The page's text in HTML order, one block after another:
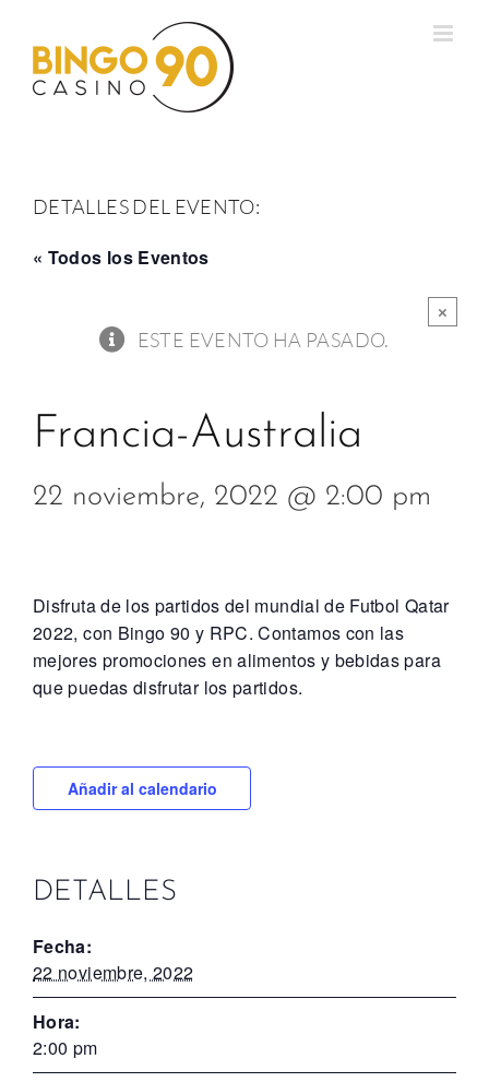
contenido
DETALLES DEL EVENTO:
« Todos los Eventos
×
ESTE EVENTO HA PASADO.
Francia-Australia
22 noviembre, 2022 @ 2:00 pm
Disfruta de los partidos del mundial de Futbol Qatar
2022, con Bingo 90 y RPC. Contamos con las
mejores promociones en alimentos y bebidas para
que puedas disfrutar los partidos.
Añadir al calendario
DETALLES
Fecha:
22 noviembre, 2022
Hora:
2:00 pm